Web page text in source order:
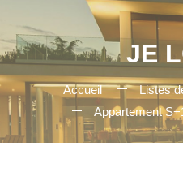
JE
Accueil Listes
Appartement